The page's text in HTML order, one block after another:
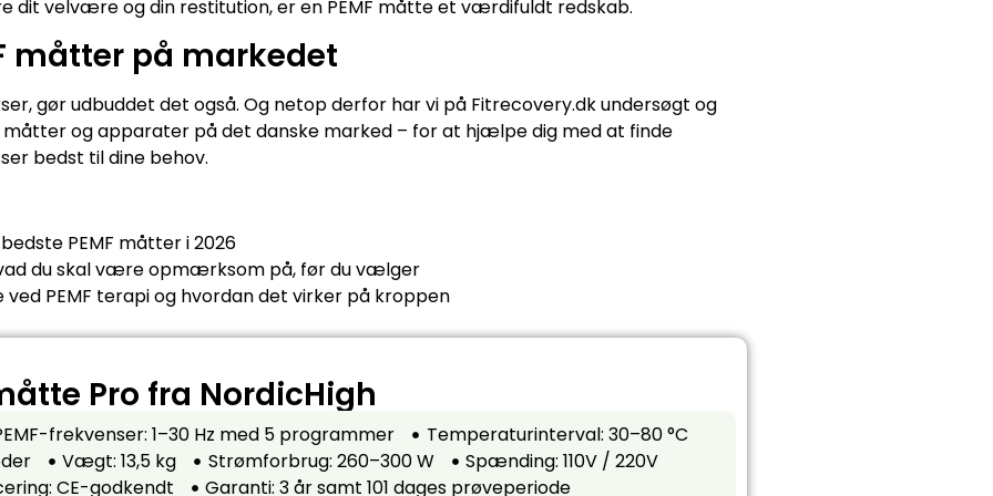
dit velvære og din restitution, er en PEMF måtte et værdifuldt redskab.
måtter på markedet
gør udbuddet det også. Og netop derfor har vi på Fitrecovery.dk undersøgt og
måtter og apparater på det danske marked – for at hjælpe dig med at finde
bedst til dine behov.
PEMF måtter i 2026
du skal være opmærksom på, før du vælger
PEMF terapi og hvordan det virker på kroppen
Pro fra NordicHigh
frekvenser: 1–30 Hz med 5 programmer
Temperaturinterval: 30–80 °C
Vægt: 13,5 kg Strømforbrug: 260–300 W
Spænding: 110V / 220V
CE-godkendt
Garanti: 3 år samt 101 dages prøveperiode